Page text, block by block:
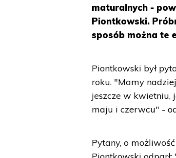
maturalnych -
Piontkowski.
sposób można te
Piontkowski był
roku. "Mamy
jeszcze w kwietniu,
maju i czerwcu" -
Pytany, o